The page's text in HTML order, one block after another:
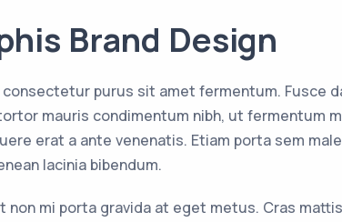
Brand Design
purus sit amet fermentum. Fusce
mauris condimentum nibh, ut fermentum
erat a ante venenatis. Etiam porta sem
lacinia bibendum.
non mi porta gravida at eget metus. Cras